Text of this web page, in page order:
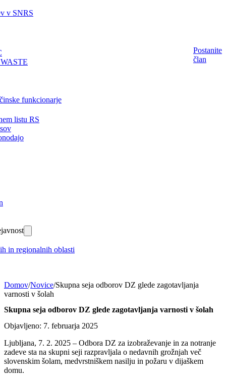
v SNRS
funkcionarje
listu RS
in regionalnih oblasti
Postanite
član
Domov/Novice/Skupna seja odborov DZ glede zagotavljanja
varnosti v šolah
Skupna seja odborov DZ glede zagotavljanja varnosti v šolah
Objavljeno: 7. februarja 2025
Ljubljana, 7. 2. 2025 – Odbora DZ za izobraževanje in za notranje
zadeve sta na skupni seji razpravljala o nedavnih grožnjah več
slovenskim šolam, medvrstniškem nasilju in požaru v dijaškem
domu.